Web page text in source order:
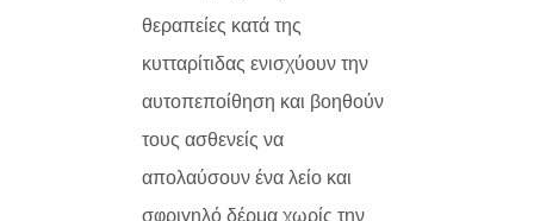
θεραπείες κατά της
κυτταρίτιδας ενισχύουν την
αυτοπεποίθηση και βοηθούν
τους ασθενείς να
απολαύσουν ένα λείο και
σφριγηλό δέρμα χωρίς την